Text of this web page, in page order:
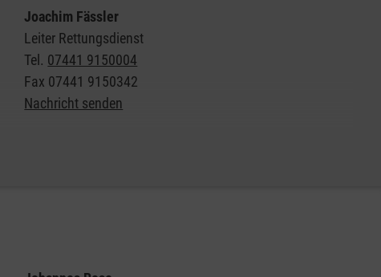
Joachim Fässler
Leiter Rettungsdienst
Tel. 07441 9150004
Fax 07441 9150342
Nachricht senden